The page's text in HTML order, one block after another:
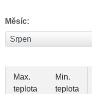
Měsíc:
Max.
teplota
Min.
teplota